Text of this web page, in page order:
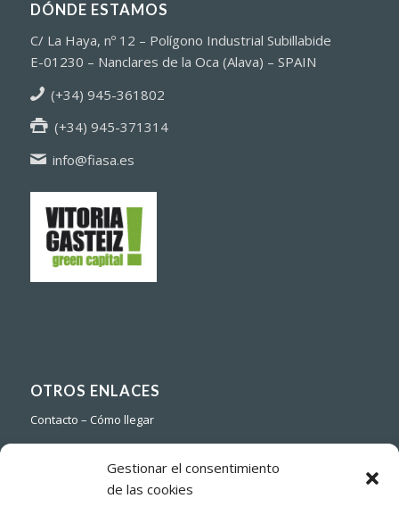
Gestionar el consentimiento
de las cookies
DÓNDE ESTAMOS
C/ La Haya, nº 12 – Polígono Industrial Subillabide
E-01230 – Nanclares de la Oca (Alava) – SPAIN
(+34) 945-361802
(+34) 945-371314
info@fiasa.es
OTROS ENLACES
Contacto – Cómo llegar
Aviso legal
Política de cookies